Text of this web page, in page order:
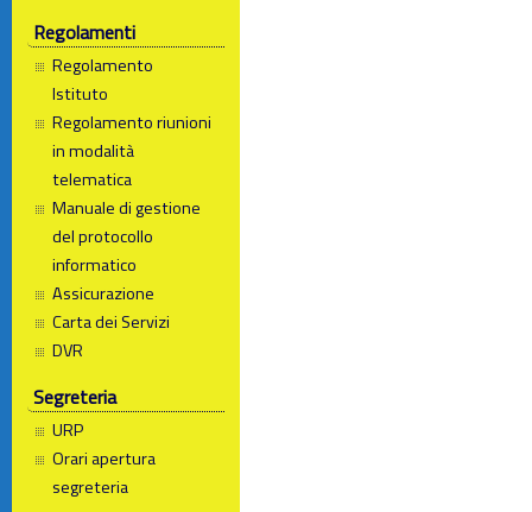
Regolamenti
Regolamento
Istituto
Regolamento riunioni
in modalità
telematica
Manuale di gestione
del protocollo
informatico
Assicurazione
Carta dei Servizi
DVR
Segreteria
URP
Orari apertura
segreteria